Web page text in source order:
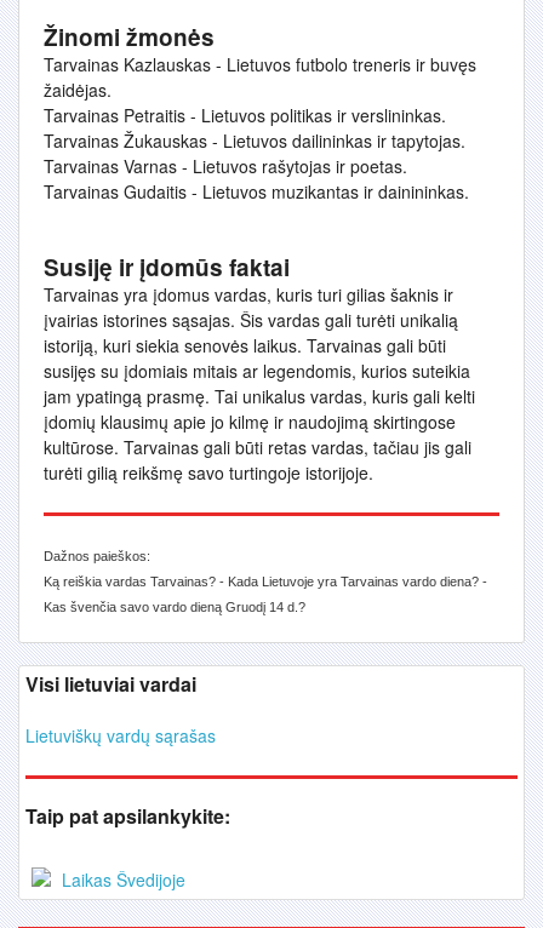
Žinomi žmonės
Tarvainas Kazlauskas - Lietuvos futbolo treneris ir buvęs
žaidėjas.
Tarvainas Petraitis - Lietuvos politikas ir verslininkas.
Tarvainas Žukauskas - Lietuvos dailininkas ir tapytojas.
Tarvainas Varnas - Lietuvos rašytojas ir poetas.
Tarvainas Gudaitis - Lietuvos muzikantas ir dainininkas.
Susiję ir įdomūs faktai
Tarvainas yra įdomus vardas, kuris turi gilias šaknis ir
įvairias istorines sąsajas. Šis vardas gali turėti unikalią
istoriją, kuri siekia senovės laikus. Tarvainas gali būti
susijęs su įdomiais mitais ar legendomis, kurios suteikia
jam ypatingą prasmę. Tai unikalus vardas, kuris gali kelti
įdomių klausimų apie jo kilmę ir naudojimą skirtingose
kultūrose. Tarvainas gali būti retas vardas, tačiau jis gali
turėti gilią reikšmę savo turtingoje istorijoje.
Dažnos paieškos:
Ką reiškia vardas Tarvainas? - Kada Lietuvoje yra Tarvainas vardo diena? -
Kas švenčia savo vardo dieną Gruodį 14 d.?
Visi lietuviai vardai
Lietuviškų vardų sąrašas
Taip pat apsilankykite:
Laikas Švedijoje